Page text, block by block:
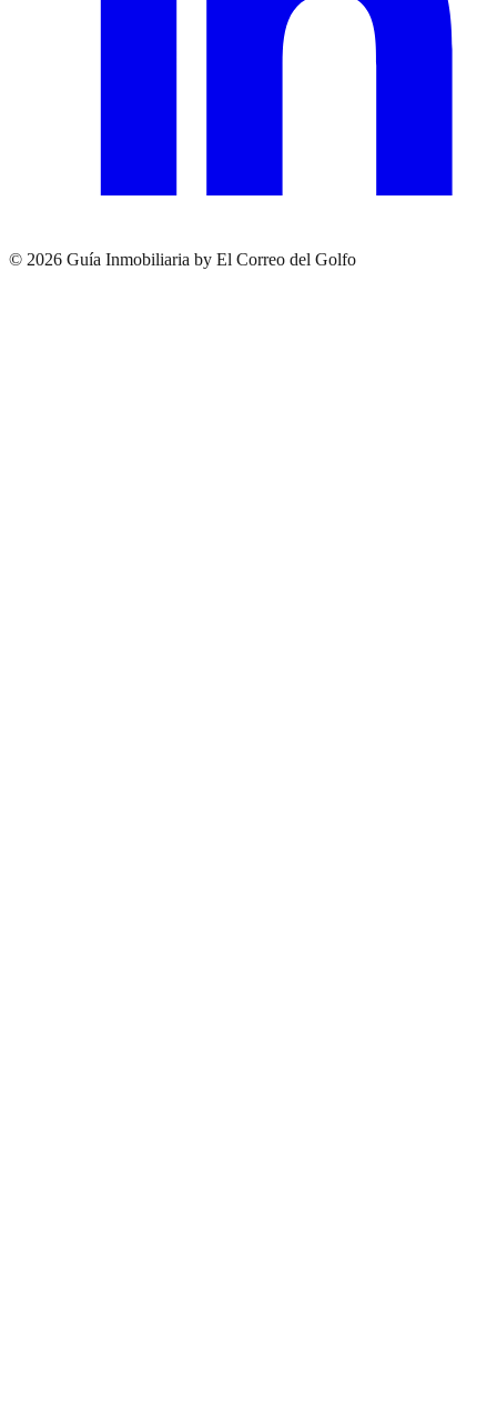
© 2026 Guía Inmobiliaria by El Correo del Golfo